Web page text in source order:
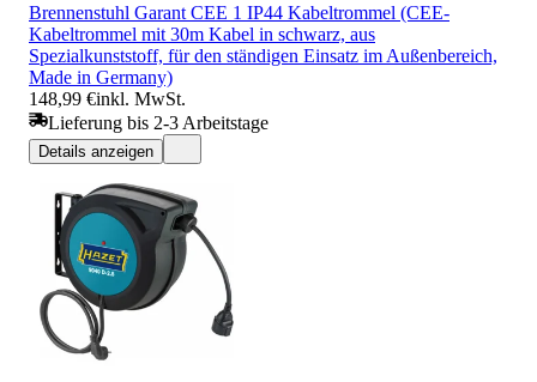
Brennenstuhl Garant CEE 1 IP44 Kabeltrommel (CEE-
Kabeltrommel mit 30m Kabel in schwarz, aus
Spezialkunststoff, für den ständigen Einsatz im Außenbereich,
Made in Germany)
148,99 €inkl. MwSt.
Lieferung bis 2-3 Arbeitstage
Details anzeigen